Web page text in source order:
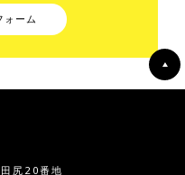
ォーム
尻20番地